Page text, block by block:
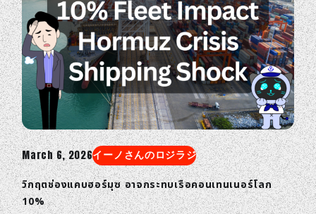
March 6, 2026イーノさんのロジラジ
วิกฤตช่องแคบฮอร์มุซ อาจกระทบเรือคอนเทนเนอร์โลก
10%